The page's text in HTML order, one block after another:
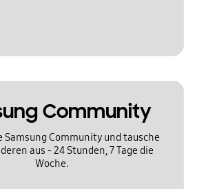
Community
Samsung Community und tausche
aus - 24 Stunden, 7 Tage die
Woche.